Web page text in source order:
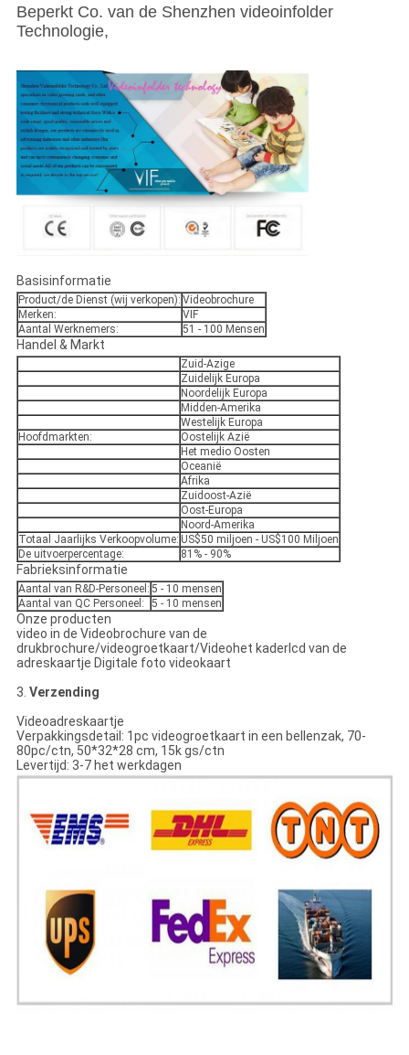
Beperkt Co. van de Shenzhen videoinfolder
Technologie,
Basisinformatie
Product/de Dienst (wij verkopen): Videobrochure
Merken:
VIF
Aantal Werknemers:
51 - 100 Mensen
Handel & Markt
Zuid-Azige
Zuidelijk Europa
Noordelijk Europa
Midden-Amerika
Westelijk Europa
Hoofdmarkten:
Oostelijk Azië
Het medio Oosten
Oceanië
Afrika
Zuidoost-Azië
Oost-Europa
Noord-Amerika
Totaal Jaarlijks Verkoopvolume: US$50 miljoen - US$100 Miljoen
De uitvoerpercentage:
81% - 90%
Fabrieksinformatie
Aantal van R&D-Personeel: 5 - 10 mensen
Aantal van QC Personeel:
5 - 10 mensen
Onze producten
video in de Videobrochure van de
drukbrochure/videogroetkaart/Videohet kaderlcd van de
adreskaartje Digitale foto videokaart
3. Verzending
Videoadreskaartje
Verpakkingsdetail: 1pc videogroetkaart in een bellenzak, 70-
80pc/ctn, 50*32*28 cm, 15k gs/ctn
Levertijd: 3-7 het werkdagen